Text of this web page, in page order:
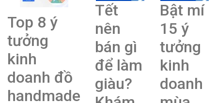
Top 8 ý
tưởng
kinh
doanh đồ
handmade
Tết
nên
bán gì
để làm
giàu?
Bật mí
15 ý
tưởng
kinh
doanh